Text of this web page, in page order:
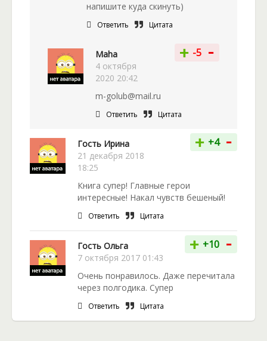
напишите куда скинуть)
Ответить Цитата
Maha
4 октября
2020 20:42
+ -5 -
m-golub@mail.ru
Ответить Цитата
Гость Ирина
21 декабря 2018
18:25
+ +4 -
Книга супер! Главные герои
интересные! Накал чувств бешеный!
Ответить Цитата
Гость Ольга
7 октября 2017 01:43
+ +10 -
Очень понравилось. Даже перечитала
через полгодика. Супер
Ответить Цитата